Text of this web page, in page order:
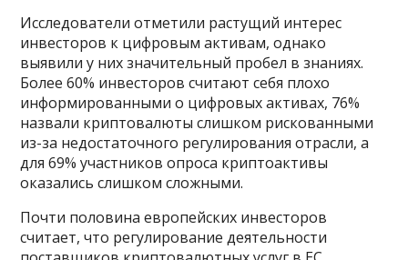
Исследователи отметили растущий интерес
инвесторов к цифровым активам, однако
выявили у них значительный пробел в знаниях.
Более 60% инвесторов считают себя плохо
информированными о цифровых активах, 76%
назвали криптовалюты слишком рискованными
из-за недостаточного регулирования отрасли, а
для 69% участников опроса криптоактивы
оказались слишком сложными.
Почти половина европейских инвесторов
считает, что регулирование деятельности